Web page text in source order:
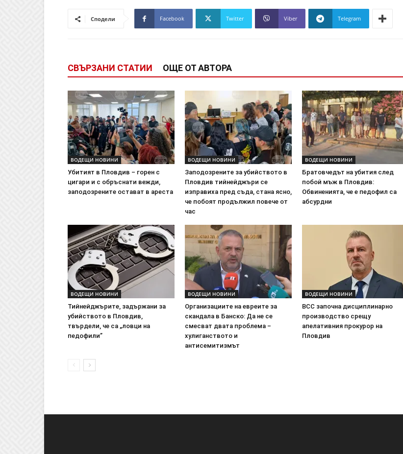
Сподели Facebook Twitter Viber Telegram
СВЪРЗАНИ СТАТИИ ОЩЕ ОТ АВТОРА
ВОДЕЩИ НОВИНИ
Убитият в Пловдив – горен с
цигари и с обръснати вежди,
заподозрените остават в ареста
ВОДЕЩИ НОВИНИ
Заподозрените за убийството в
Пловдив тийнейджъри се
изправиха пред съда, стана ясно,
че побоят продължил повече от
час
ВОДЕЩИ НОВИНИ
Братовчедът на убития след
побой мъж в Пловдив:
Обвиненията, че е педофил са
абсурдни
ВОДЕЩИ НОВИНИ
Тийнейджърите, задържани за
убийството в Пловдив,
твърдели, че са „ловци на
педофили”
ВОДЕЩИ НОВИНИ
Организациите на евреите за
скандала в Банско: Да не се
смесват двата проблема –
хулиганството и
антисемитизмът
ВОДЕЩИ НОВИНИ
ВСС започна дисциплинарно
производство срещу
апелативния прокурор на
Пловдив